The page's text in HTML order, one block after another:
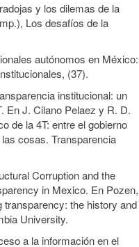
y los dilemas de la
Los desafíos de la
autónomos en México:
(37).
institucional: un
En J. Cilano Pelaez y R. D.
de la 4T: entre el gobierno
cosas. Transparencia
Corruption and the
in Mexico. En Pozen,
the history and
University.
a la información en el